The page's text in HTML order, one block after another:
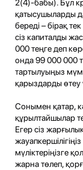
2(4)-бабы). Бұл
қатысушыларды
береді – бірақ
сіз капиталды
000 теңге деп
онда 99 000 000
тартылуыңыз
қарыздарды өтеу
Сонымен қатар,
құрылтайшылар
Егер сіз
мүліктеріңізге
жарна төлеп,